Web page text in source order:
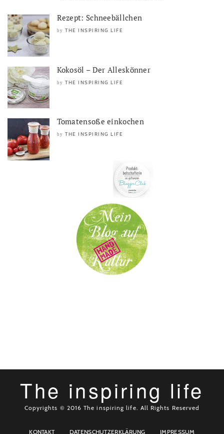
Rezept: Schneebällchen
by THE INSPIRING LIFE
Kokosöl – Der Alleskönner
by THE INSPIRING LIFE
Tomatensoße einkochen
by THE INSPIRING LIFE
The inspiring life
Copyrights © 2016 The inspiring life. All Rights Reserved
KONTAKT DATENSCHUTZERKLÄRUNG IMPRESSUM